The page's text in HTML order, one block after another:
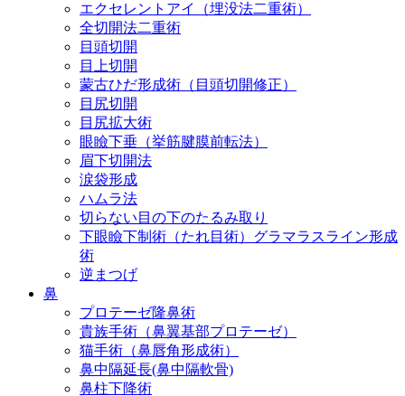
エクセレントアイ（埋没法二重術）
全切開法二重術
目頭切開
目上切開
蒙古ひだ形成術（目頭切開修正）
目尻切開
目尻拡大術
眼瞼下垂（挙筋腱膜前転法）
眉下切開法
涙袋形成
ハムラ法
切らない目の下のたるみ取り
下眼瞼下制術（たれ目術）グラマラスライン形成
術
逆まつげ
鼻
プロテーゼ隆鼻術
貴族手術（鼻翼基部プロテーゼ）
猫手術（鼻唇角形成術）
鼻中隔延長(鼻中隔軟骨)
鼻柱下降術